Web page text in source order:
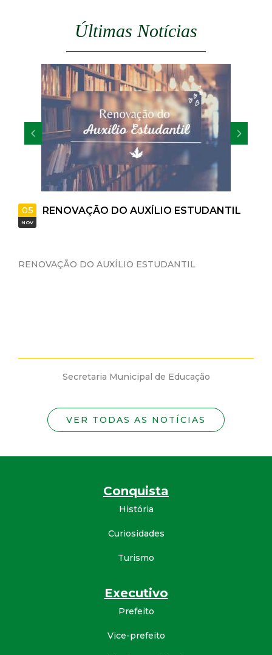
M
G
Últimas Notícias
05
NOV
RENOVAÇÃO DO AUXÍLIO ESTUDANTIL
RENOVAÇÃO DO AUXÍLIO ESTUDANTIL
Secretaria Municipal de Educação
VER TODAS AS NOTÍCIAS
Conquista
História
Curiosidades
Turismo
Executivo
Prefeito
Vice-prefeito